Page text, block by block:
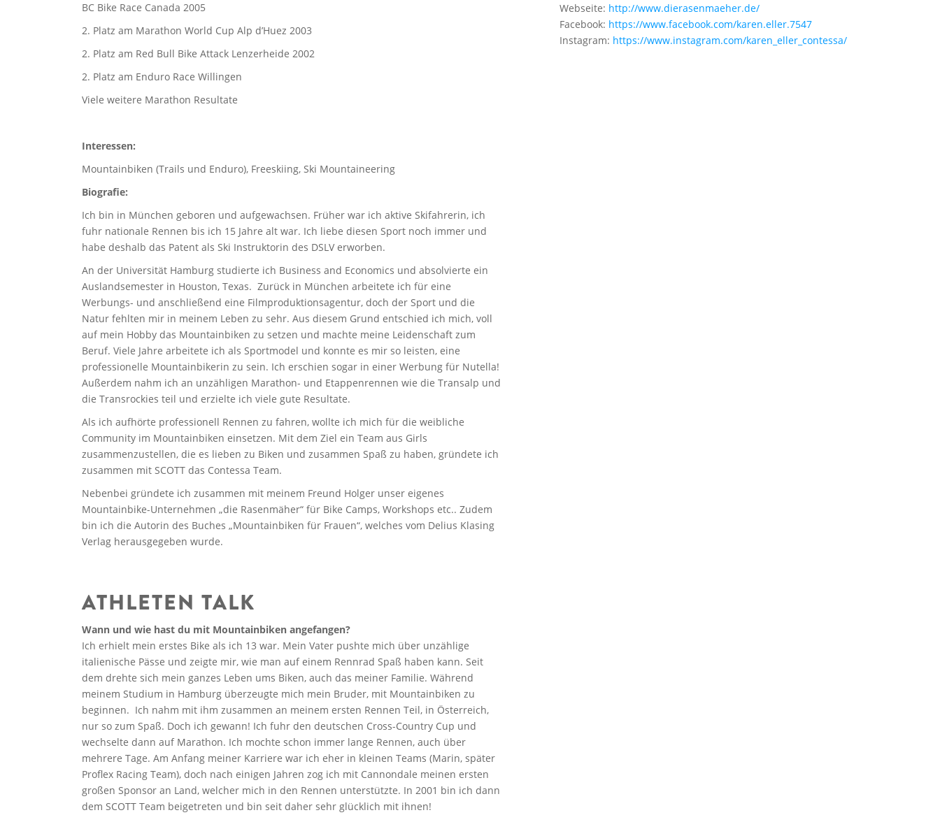
Webseite: http://www.dierasenmaeher.de/
Facebook: https://www.facebook.com/karen.eller.7547
Instagram: https://www.instagram.com/karen_eller_contessa/
BC Bike Race Canada 2005
2. Platz am Marathon World Cup Alp d’Huez 2003
2. Platz am Red Bull Bike Attack Lenzerheide 2002
2. Platz am Enduro Race Willingen
Viele weitere Marathon Resultate
Interessen:
Mountainbiken (Trails und Enduro), Freeskiing, Ski Mountaineering
Biografie:
Ich bin in München geboren und aufgewachsen. Früher war ich aktive Skifahrerin, ich
fuhr nationale Rennen bis ich 15 Jahre alt war. Ich liebe diesen Sport noch immer und
habe deshalb das Patent als Ski Instruktorin des DSLV erworben.
An der Universität Hamburg studierte ich Business and Economics und absolvierte ein
Auslandsemester in Houston, Texas. Zurück in München arbeitete ich für eine
Werbungs- und anschließend eine Filmproduktionsagentur, doch der Sport und die
Natur fehlten mir in meinem Leben zu sehr. Aus diesem Grund entschied ich mich, voll
auf mein Hobby das Mountainbiken zu setzen und machte meine Leidenschaft zum
Beruf. Viele Jahre arbeitete ich als Sportmodel und konnte es mir so leisten, eine
professionelle Mountainbikerin zu sein. Ich erschien sogar in einer Werbung für Nutella!
Außerdem nahm ich an unzähligen Marathon- und Etappenrennen wie die Transalp und
die Transrockies teil und erzielte ich viele gute Resultate.
Als ich aufhörte professionell Rennen zu fahren, wollte ich mich für die weibliche
Community im Mountainbiken einsetzen. Mit dem Ziel ein Team aus Girls
zusammenzustellen, die es lieben zu Biken und zusammen Spaß zu haben, gründete ich
zusammen mit SCOTT das Contessa Team.
Nebenbei gründete ich zusammen mit meinem Freund Holger unser eigenes
Mountainbike-Unternehmen „die Rasenmäher“ für Bike Camps, Workshops etc.. Zudem
bin ich die Autorin des Buches „Mountainbiken für Frauen“, welches vom Delius Klasing
Verlag herausgegeben wurde.
ATHLETEN TALK
Wann und wie hast du mit Mountainbiken angefangen?
Ich erhielt mein erstes Bike als ich 13 war. Mein Vater pushte mich über unzählige
italienische Pässe und zeigte mir, wie man auf einem Rennrad Spaß haben kann. Seit
dem drehte sich mein ganzes Leben ums Biken, auch das meiner Familie. Während
meinem Studium in Hamburg überzeugte mich mein Bruder, mit Mountainbiken zu
beginnen. Ich nahm mit ihm zusammen an meinem ersten Rennen Teil, in Österreich,
nur so zum Spaß. Doch ich gewann! Ich fuhr den deutschen Cross-Country Cup und
wechselte dann auf Marathon. Ich mochte schon immer lange Rennen, auch über
mehrere Tage. Am Anfang meiner Karriere war ich eher in kleinen Teams (Marin, später
Proflex Racing Team), doch nach einigen Jahren zog ich mit Cannondale meinen ersten
großen Sponsor an Land, welcher mich in den Rennen unterstützte. In 2001 bin ich dann
dem SCOTT Team beigetreten und bin seit daher sehr glücklich mit ihnen!